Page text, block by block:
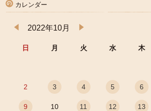
カレンダー
2022年10月
日 月 火 水 木
2 3 4 5 6
9 10 11 12 13